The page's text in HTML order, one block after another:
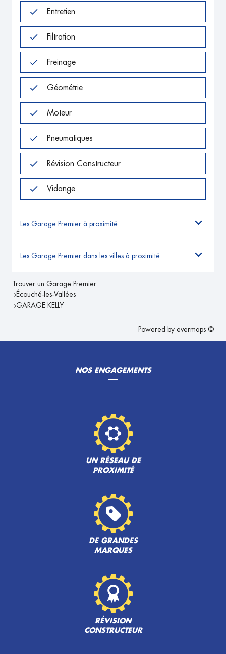
Entretien
Filtration
Freinage
Géométrie
Moteur
Pneumatiques
Révision Constructeur
Vidange
Les Garage Premier à proximité
Les Garage Premier dans les villes à proximité
Trouver un Garage Premier
Écouché-les-Vallées
GARAGE KELLY
Powered by evermaps ©
NOS ENGAGEMENTS
UN RÉSEAU DE
PROXIMITÉ
DE GRANDES
MARQUES
RÉVISION
CONSTRUCTEUR